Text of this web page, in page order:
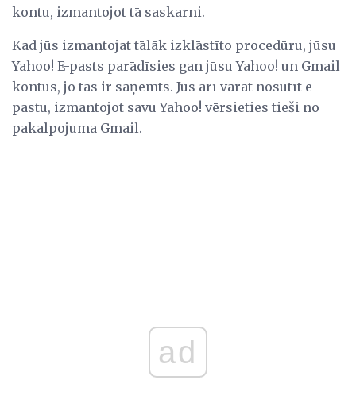
kontu, izmantojot tā saskarni.
Kad jūs izmantojat tālāk izklāstīto procedūru, jūsu
Yahoo! E-pasts parādīsies gan jūsu Yahoo! un Gmail
kontus, jo tas ir saņemts. Jūs arī varat nosūtīt e-
pastu, izmantojot savu Yahoo! vērsieties tieši no
pakalpojuma Gmail.
ad